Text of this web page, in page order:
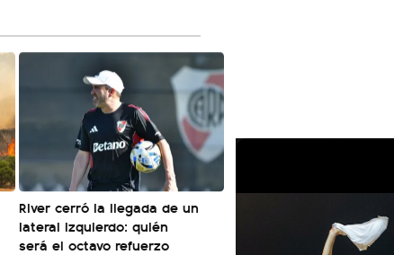
River cerró la llegada de un
lateral izquierdo: quién
será el octavo refuerzo